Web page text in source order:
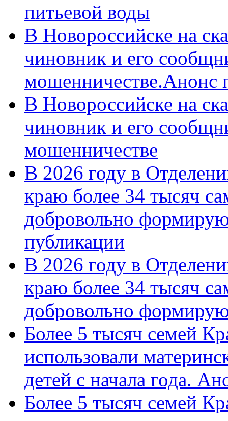
питьевой воды
В Новороссийске на
чиновник и его
мошенничестве.Анонс
В Новороссийске на
чиновник и его
мошенничестве
В 2026 году в
краю более 34 тысяч
добровольно
публикации
В 2026 году в
краю более 34 тысяч
добровольно
Более 5 тысяч семей
использовали
детей с начала года.
Более 5 тысяч семей